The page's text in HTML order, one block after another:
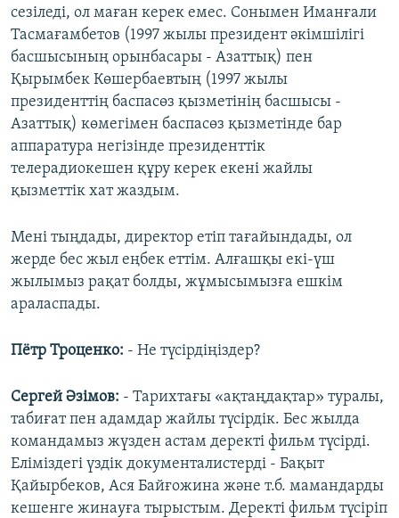
сезіледі, ол маған керек емес. Сонымен Иманғали
Тасмағамбетов (1997 жылы президент әкімшілігі
басшысының орынбасары - Азаттық) пен
Қырымбек Көшербаевтың (1997 жылы
президенттің баспасөз қызметінің басшысы -
Азаттық) көмегімен баспасөз қызметінде бар
аппаратура негізінде президенттік
телерадиокешен құру керек екені жайлы
қызметтік хат жаздым.
Мені тыңдады, директор етіп тағайындады, ол
жерде бес жыл еңбек еттім. Алғашқы екі-үш
жылымыз рақат болды, жұмысымызға ешкім
араласпады.
Пётр Троценко: - Не түсірдіңіздер?
Сергей Әзімов: - Тарихтағы «ақтаңдақтар» туралы,
табиғат пен адамдар жайлы түсірдік. Бес жылда
командамыз жүзден астам деректі фильм түсірді.
Еліміздегі үздік документалистерді - Бақыт
Қайырбеков, Ася Байғожина және т.б. мамандарды
кешенге жинауға тырыстым. Деректі фильм түсіріп